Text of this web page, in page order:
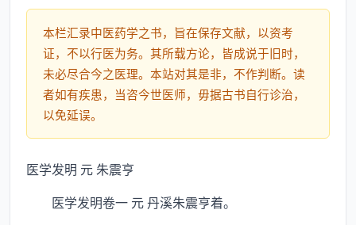
本栏汇录中医药学之书，旨在保存文献，以资考
证，不以行医为务。其所载方论，皆成说于旧时，
未必尽合今之医理。本站对其是非，不作判断。读
者如有疾患，当咨今世医师，毋据古书自行诊治，
以免延误。
医学发明 元 朱震亨
医学发明卷一 元 丹溪朱震亨着。